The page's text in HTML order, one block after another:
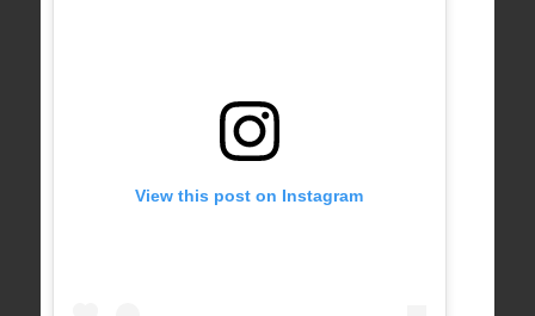
View this post on Instagram